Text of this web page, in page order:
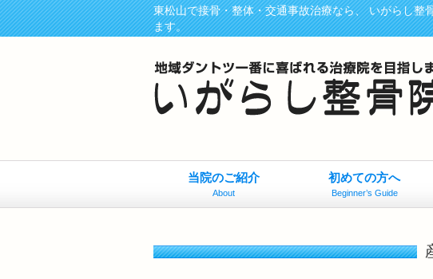
東松山で接骨・整体・交通事故治療なら、 いがらし
ます。
当院のご紹介
About
初めての方へ
Beginner’s Guide